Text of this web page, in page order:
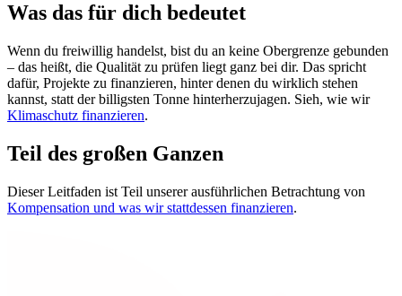
Was das für dich bedeutet
Wenn du freiwillig handelst, bist du an keine Obergrenze gebunden
– das heißt, die Qualität zu prüfen liegt ganz bei dir. Das spricht
dafür, Projekte zu finanzieren, hinter denen du wirklich stehen
kannst, statt der billigsten Tonne hinterherzujagen. Sieh, wie wir
Klimaschutz finanzieren.
Teil des großen Ganzen
Dieser Leitfaden ist Teil unserer ausführlichen Betrachtung von
Kompensation und was wir stattdessen finanzieren.